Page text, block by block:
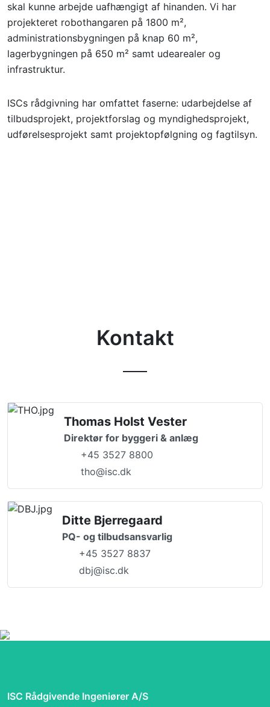
skal kunne arbejde uafhængigt af hinanden. Vi har
projekteret robothangaren på 1800 m²,
administrationsbygningen på knap 60 m²,
lagerbygningen på 650 m² samt udearealer og
infrastruktur.
ISCs rådgivning har omfattet faserne: udarbejdelse af
tilbudsprojekt, projektforslag og myndighedsprojekt,
udførelsesprojekt samt projektopfølgning og fagtilsyn.
Kontakt
Thomas Holst Vester
Direktør for byggeri & anlæg
+45 3527 8800
tho@isc.dk
Ditte Bjerregaard
PQ- og tilbudsansvarlig
+45 3527 8837
dbj@isc.dk
ISC Rådgivende Ingeniører A/S